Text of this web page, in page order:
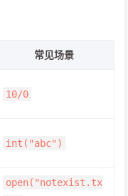
常见场景
10/0
int("abc")
open("notexist.tx